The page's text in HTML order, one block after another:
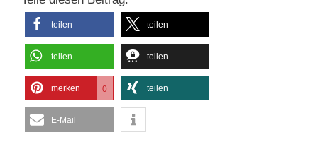
teilen teilen
teilen teilen
merken 0 teilen
E-Mail